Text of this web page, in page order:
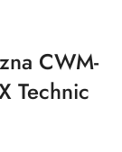
CWM-
Technic